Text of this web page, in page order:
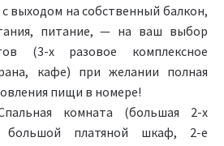
выходом на собственный балкон,
питание, — на ваш выбор
(3-х разовое комплексное
кафе) при желании полная
пищи в номере!
комната (большая 2-х
большой платяной шкаф, 2-е